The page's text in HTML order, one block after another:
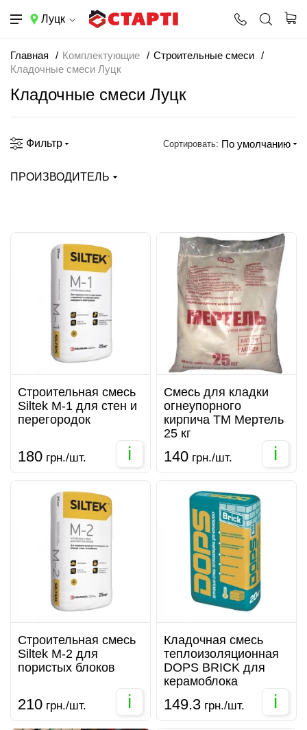
Луцк
Главная Комплектующие
Строительные смеси
Кладочные смеси Луцк
Кладочные смеси Луцк
Фильтр Сортировать: По умолчанию
ПРОИЗВОДИТЕЛЬ
Строительная смесь
Siltek M-1 для стен и
перегородок
180 грн./шт. i
Смесь для кладки
огнеупорного
кирпича ТМ Мертель
25 кг
140 грн./шт. i
Строительная смесь
Siltek M-2 для
пористых блоков
210 грн./шт. i
Кладочная смесь
теплоизоляционная
DOPS BRICK для
керамоблока
149.3 грн./шт. i